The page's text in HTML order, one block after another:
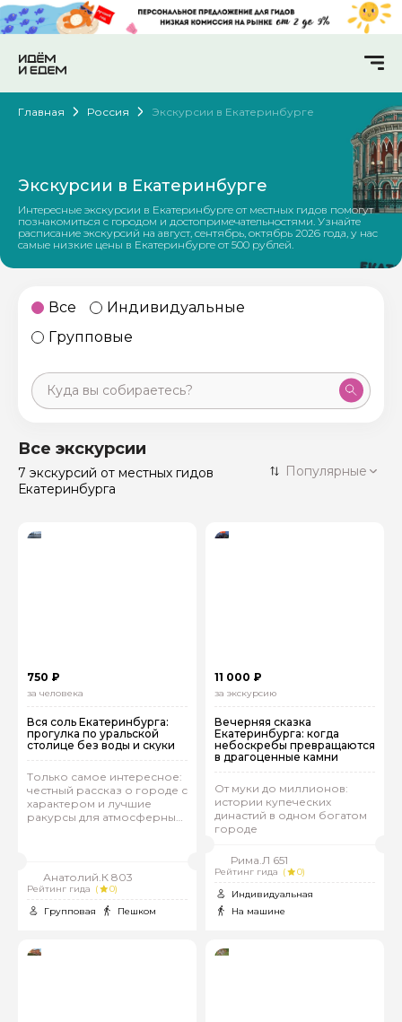
Главная Россия Экскурсии в Екатеринбурге
Экскурсии в Екатеринбурге
Интересные экскурсии в Екатеринбурге от местных гидов помогут
познакомиться с городом и достопримечательностями. Узнайте
расписание экскурсий на август, сентябрь, октябрь 2026 года, у нас
самые низкие цены в Екатеринбурге от 500 рублей.
Все
Индивидуальные
Групповые
Санкт-Петербург
Россия
50 экскурсий
Все экскурсии
7 экскурсий от местных гидов
Екатеринбурга
Популярные
750 ₽
за человека
Вся соль Екатеринбурга:
прогулка по уральской
столице без воды и скуки
Только самое интересное:
честный рассказ о городе с
характером и лучшие
ракурсы для атмосферных
Анатолий.К 803
Рейтинг гида (
0)
Групповая
Пешком
11 000 ₽
за экскурсию
Вечерняя сказка
Екатеринбурга: когда
небоскребы превращаются
в драгоценные камни
От муки до миллионов:
истории купеческих
династий в одном богатом
городе
Рима.Л 651
Рейтинг гида (
0)
Индивидуальная
На машине